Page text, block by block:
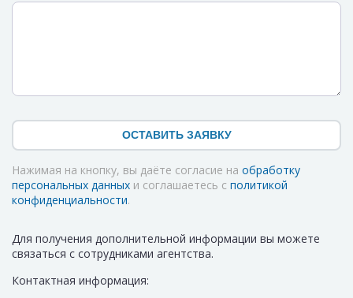
ОСТАВИТЬ ЗАЯВКУ
Нажимая на кнопку, вы даёте согласие на обработку
персональных данных и соглашаетесь с политикой
конфиденциальности.
Для получения дополнительной информации вы можете
связаться с сотрудниками агентства.
Контактная информация: